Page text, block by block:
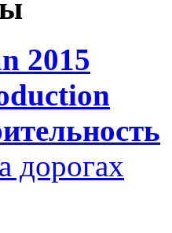
2015
дорогах